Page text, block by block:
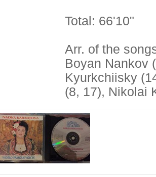
Total: 66'10"
Arr. of the
Boyan Nankov
Kyurkchiisky
(8, 17), Nikolai